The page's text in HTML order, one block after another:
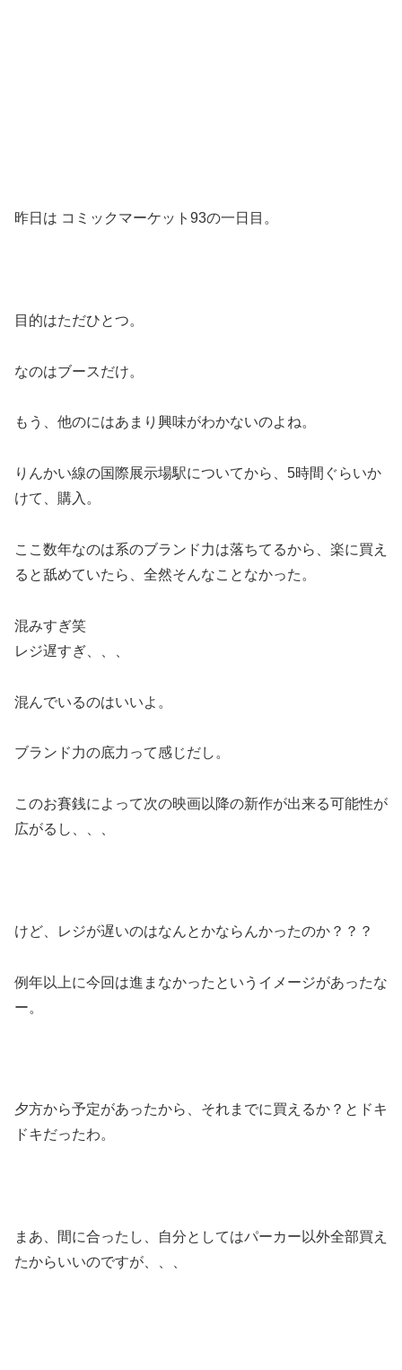
昨日は コミックマーケット93の一日目。
目的はただひとつ。
なのはブースだけ。
もう、他のにはあまり興味がわかないのよね。
りんかい線の国際展示場駅についてから、5時間ぐらいか
けて、購入。
ここ数年なのは系のブランド力は落ちてるから、楽に買え
ると舐めていたら、全然そんなことなかった。
混みすぎ笑
レジ遅すぎ、、、
混んでいるのはいいよ。
ブランド力の底力って感じだし。
このお賽銭によって次の映画以降の新作が出来る可能性が
広がるし、、、
けど、レジが遅いのはなんとかならんかったのか？？？
例年以上に今回は進まなかったというイメージがあったな
ー。
夕方から予定があったから、それまでに買えるか？とドキ
ドキだったわ。
まあ、間に合ったし、自分としてはパーカー以外全部買え
たからいいのですが、、、